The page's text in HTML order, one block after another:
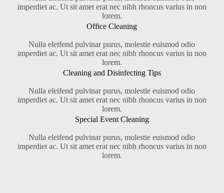
imperdiet ac. Ut sit amet erat nec nibh rhoncus varius in non
lorem.
Office Cleaning
Nulla eleifend pulvinar purus, molestie euismod odio
imperdiet ac. Ut sit amet erat nec nibh rhoncus varius in non
lorem.
Cleaning and Disinfecting Tips
Nulla eleifend pulvinar purus, molestie euismod odio
imperdiet ac. Ut sit amet erat nec nibh rhoncus varius in non
lorem.
Special Event Cleaning
Nulla eleifend pulvinar purus, molestie euismod odio
imperdiet ac. Ut sit amet erat nec nibh rhoncus varius in non
lorem.